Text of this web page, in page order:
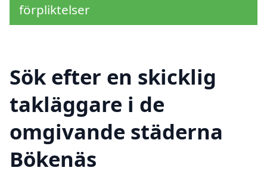
förpliktelser
Sök efter en skicklig
takläggare i de
omgivande städerna
Bökenäs